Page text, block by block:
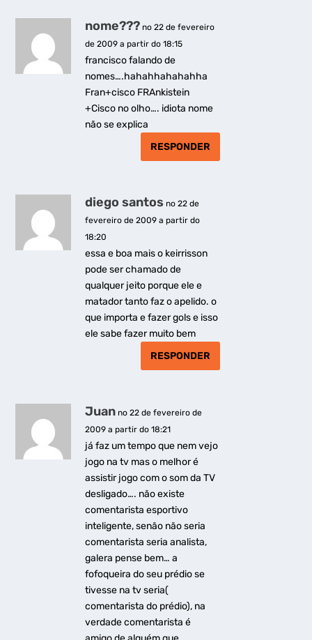
nome??? no 22 de fevereiro
de 2009 a partir do 18:15
francisco falando de
nomes….hahahhahahahha
Fran+cisco FRAnkistein
+Cisco no olho…. idiota nome
não se explica
RESPONDER
diego santos no 22 de
fevereiro de 2009 a partir do
18:20
essa e boa mais o keirrisson
pode ser chamado de
qualquer jeito porque ele e
matador tanto faz o apelido. o
que importa e fazer gols e isso
ele sabe fazer muito bem
RESPONDER
Juan no 22 de fevereiro de
2009 a partir do 18:21
já faz um tempo que nem vejo
jogo na tv mas o melhor é
assistir jogo com o som da TV
desligado…. não existe
comentarista esportivo
inteligente, senão não seria
comentarista seria analista,
galera pense bem… a
fofoqueira do seu prédio se
tivesse na tv seria(
comentarista do prédio), na
verdade comentarista é